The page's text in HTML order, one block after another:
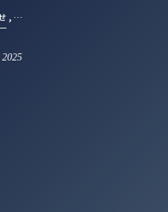
, …
2025